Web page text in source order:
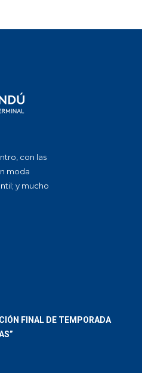
con las
moda
y mucho
FINAL DE TEMPORADA